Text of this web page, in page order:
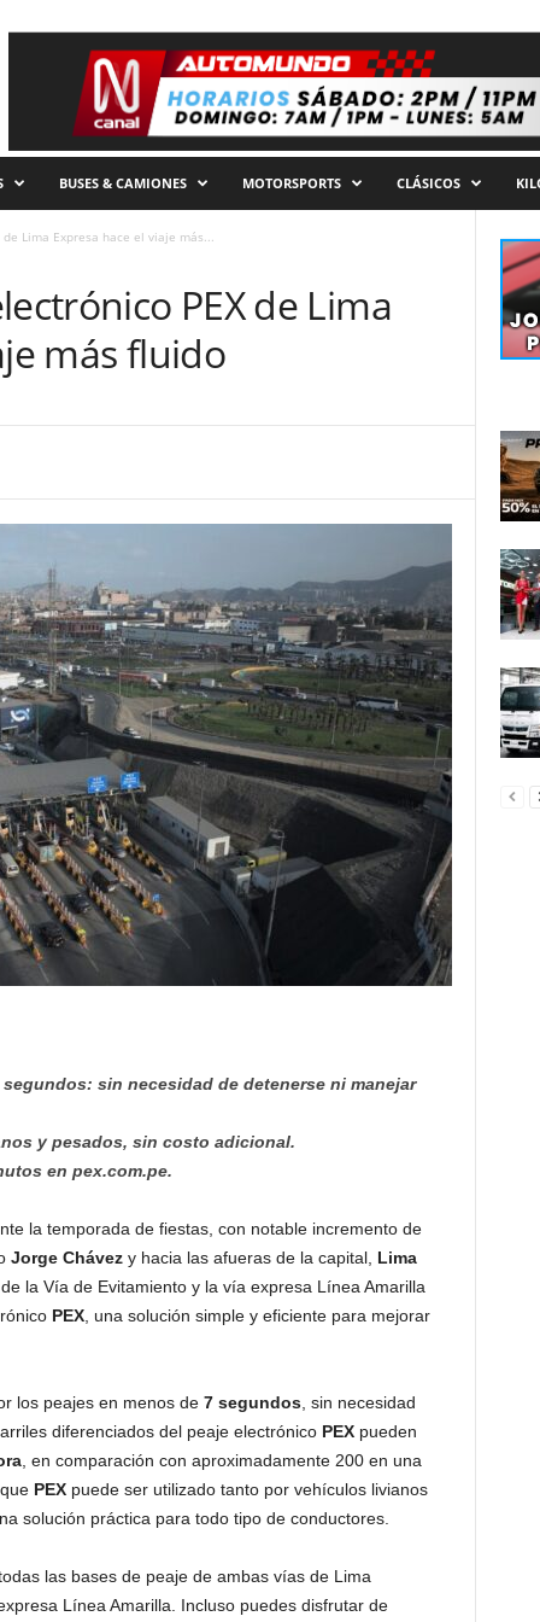
BUSES & CAMIONES MOTORSPORTS CLÁSICOS
Lima Expresa hace el viaje más...
PEX de Lima
más fluido
sin necesidad de detenerse ni manejar
y pesados, sin costo adicional.
en pex.com.pe.
la temporada de fiestas, con notable incremento de
Jorge Chávezy hacia las afueras de la capital, Lima
la Vía de Evitamiento y la vía expresa Línea Amarilla
PEX, una solución simple y eficiente para mejorar
los peajes en menos de 7 segundos, sin necesidad
diferenciados del peaje electrónico PEXpueden
, en comparación con aproximadamente 200 en una
PEXpuede ser utilizado tanto por vehículos livianos
solución práctica para todo tipo de conductores.
las bases de peaje de ambas vías de Lima
Línea Amarilla. Incluso puedes disfrutar de